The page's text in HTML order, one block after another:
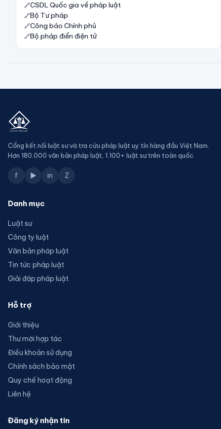
CSDL Quốc gia về pháp luật
Bộ Tư pháp
Công báo Chính phủ
Bộ pháp điển điện tử
Cổng kết nối luật sư và tra cứu pháp luật uy tín hàng đầu Việt Nam.
Hơn 180.000 văn bản pháp luật, 1.100+ luật sư trên toàn quốc.
f ▶ in Z
Danh mục
Luật sư
Công ty luật
Văn bản pháp luật
Tin tức pháp luật
Giải đáp pháp luật
Hỗ trợ
Giới thiệu
Thư mời hợp tác
Điều khoản sử dụng
Chính sách bảo mật
Quy chế hoạt động
Liên hệ
Đăng ký nhận tin